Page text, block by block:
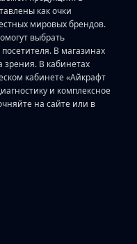
как очки
мировых брендов.
выбрать
В магазинах
зрения. В кабинетах
кабинете «Айкрафт
и комплексное
на сайте или в